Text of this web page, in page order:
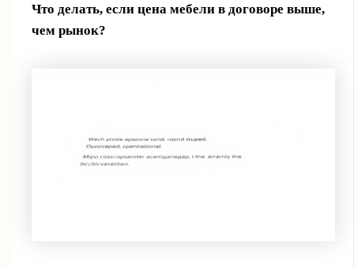
Что делать, если цена мебели в договоре выше,
чем рынок?